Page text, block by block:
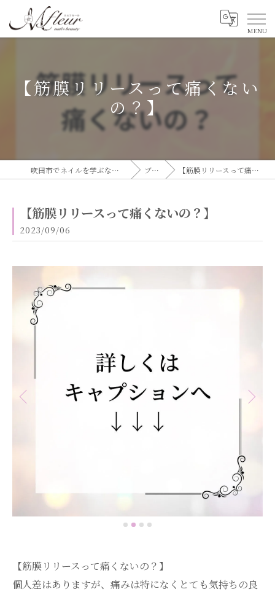
【筋膜リリースって痛くない
の？】
吹田市でネイルを学ぶならエムフルール ブログ 【筋膜リリースって痛くないの？】
【筋膜リリースって痛くないの？】
2023/09/06
【筋膜リリースって痛くないの？】
個人差はありますが、痛みは特になくとても気持ちの良